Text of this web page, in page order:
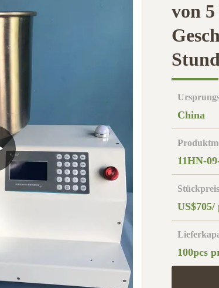
von
China
11HN-
Stückpreis
US$705/
100pcs